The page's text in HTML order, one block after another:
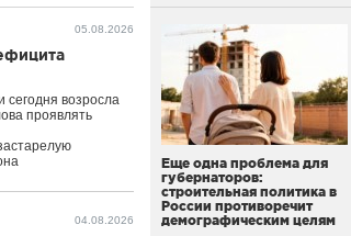
05.08.2026
возросла
проявлять
04.08.2026
Еще одна проблема для
губернаторов:
строительная политика в
России противоречит
демографическим целям